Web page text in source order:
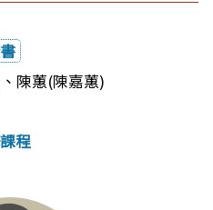
、 陳蕙(陳嘉蕙)
程